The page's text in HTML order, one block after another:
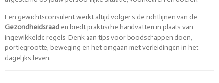
Een gewichtsconsulent werkt altijd volgens de richtlijnen van de
Gezondheidsraad en biedt praktische handvatten in plaats van
ingewikkelde regels. Denk aan tips voor boodschappen doen,
portiegrootte, beweging en het omgaan met verleidingen in het
dagelijks leven.